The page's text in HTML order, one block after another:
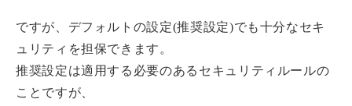
ですが、デフォルトの設定(推奨設定)でも十分なセキ
ュリティを担保できます。
推奨設定は適用する必要のあるセキュリティルールの
ことですが、